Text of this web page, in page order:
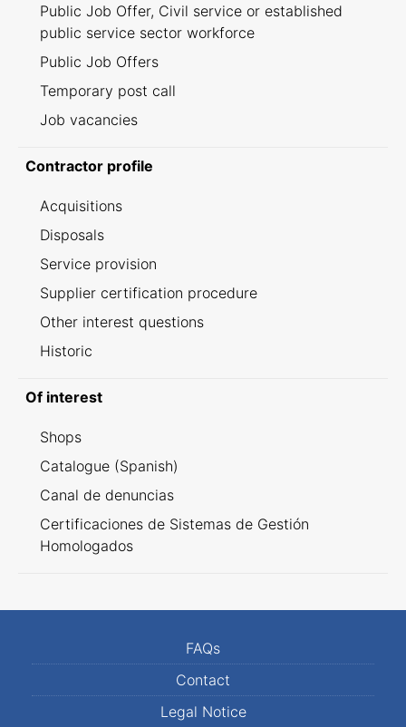
Public Job Offer, Civil service or established
public service sector workforce
Public Job Offers
Temporary post call
Job vacancies
Contractor profile
Acquisitions
Disposals
Service provision
Supplier certification procedure
Other interest questions
Historic
Of interest
Shops
Catalogue (Spanish)
Canal de denuncias
Certificaciones de Sistemas de Gestión
Homologados
FAQs
Contact
Legal Notice